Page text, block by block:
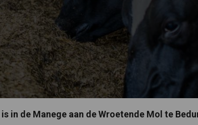
in de Manege aan de Wroetende Mol te